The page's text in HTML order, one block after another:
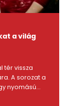
a világ
tér vissza
A sorozat a
nyomású…